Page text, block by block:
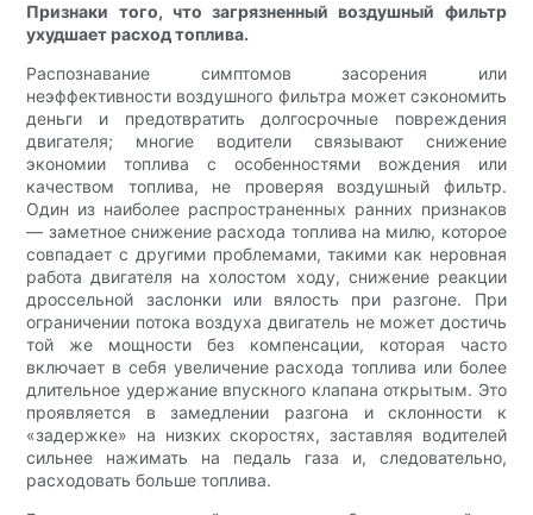
Признаки того, что загрязненный воздушный фильтр
ухудшает расход топлива.
Распознавание симптомов засорения или
неэффективности воздушного фильтра может сэкономить
деньги и предотвратить долгосрочные повреждения
двигателя; многие водители связывают снижение
экономии топлива с особенностями вождения или
качеством топлива, не проверяя воздушный фильтр.
Один из наиболее распространенных ранних признаков
— заметное снижение расхода топлива на милю, которое
совпадает с другими проблемами, такими как неровная
работа двигателя на холостом ходу, снижение реакции
дроссельной заслонки или вялость при разгоне. При
ограничении потока воздуха двигатель не может достичь
той же мощности без компенсации, которая часто
включает в себя увеличение расхода топлива или более
длительное удержание впускного клапана открытым. Это
проявляется в замедлении разгона и склонности к
«задержке» на низких скоростях, заставляя водителей
сильнее нажимать на педаль газа и, следовательно,
расходовать больше топлива.